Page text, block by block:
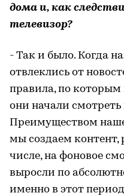
дома и, как
телевизор?
- Так и было. Когда
отвлеклись от
правила, по
они начали
Преимуществом
мы создаем контент,
числе, на фоновое
выросли по
именно в этот